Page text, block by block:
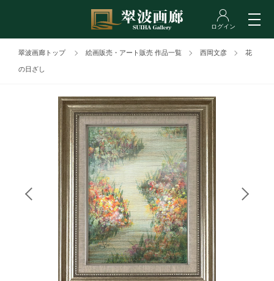
翠波画廊トップ 絵画販売・アート販売 作品一覧 西岡文彦 花
の日ざし